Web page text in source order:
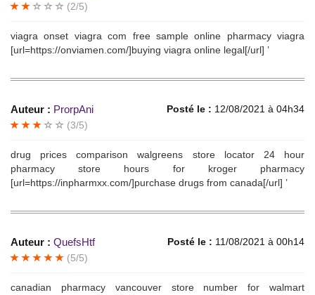
(2/5)
viagra onset viagra com free sample online pharmacy viagra
[url=https://onviamen.com/]buying viagra online legal[/url] ’
Auteur : ProrpAni Posté le : 12/08/2021 à 04h34
(3/5)
drug prices comparison walgreens store locator 24 hour
pharmacy store hours for kroger pharmacy
[url=https://inpharmxx.com/]purchase drugs from canada[/url] ’
Auteur : QuefsHtf Posté le : 11/08/2021 à 00h14
(5/5)
canadian pharmacy vancouver store number for walmart